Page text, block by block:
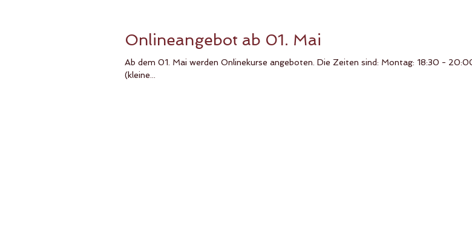
Onlineangebot ab 01. Mai
Ab dem 01. Mai werden Onlinekurse angeboten. Die Zeiten sind: Montag: 18:30 -
(kleine...